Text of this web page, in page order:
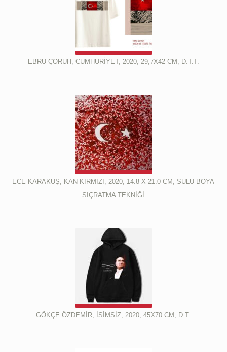
EBRU ÇORUH, CUMHURİYET, 2020, 29,7X42 CM, D.T.T.
ECE KARAKUŞ, KAN KIRMIZI, 2020, 14.8 X 21.0 CM, SULU BOYA
SIÇRATMA TEKNİĞİ
GÖKÇE ÖZDEMİR, İSİMSİZ, 2020, 45X70 CM, D.T.